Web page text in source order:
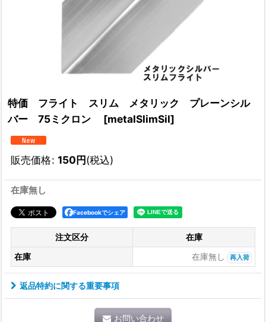
特価 フライト スリム メタリック プレーンシル
バー 75ミクロン
[metalSlimSil]
販売価格: 150円(税込)
在庫無し
Facebookでシェア
注文区分
在庫
在庫
在庫無し 再入荷
返品特約に関する重要事項
お問い合わせ